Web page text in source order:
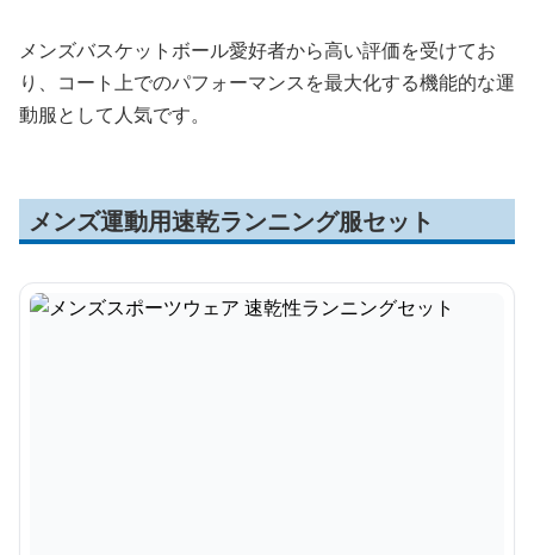
メンズバスケットボール愛好者から高い評価を受けてお
り、コート上でのパフォーマンスを最大化する機能的な運
動服として人気です。
メンズ運動用速乾ランニング服セット